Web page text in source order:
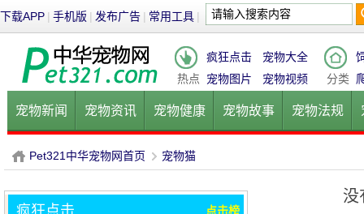
下载APP | 手机版 | 发布广告 | 常用工具 |
热点
疯狂点击
宠物大全
宠物图片
宠物视频 分类
宠物新闻 宠物资讯 宠物健康 宠物故事 宠物法规
健康饮食 宠物美容 宠物医院
Pet321中华宠物网首页 宠物猫
没
疯狂点击 点击榜